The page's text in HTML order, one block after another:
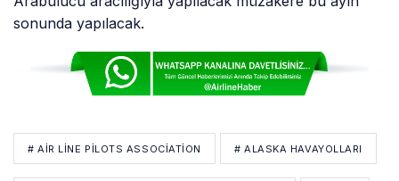
sonunda yapılacak.
# AIR LINE PILOTS ASSOCIATION # ALASKA HAVAYOLLARI